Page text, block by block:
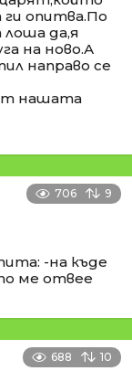
ги опитва.По
лоша да,я
на ново.А
направо се
нашата
706 9
-на къде
ме отвее
688 10